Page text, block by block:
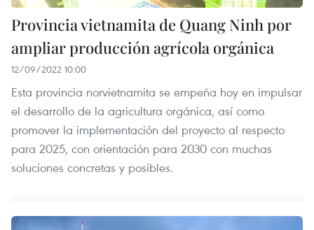
Provincia vietnamita de Quang Ninh por
ampliar producción agrícola orgánica
12/09/2022 10:00
Esta provincia norvietnamita se empeña hoy en impulsar
el desarrollo de la agricultura orgánica, así como
promover la implementación del proyecto al respecto
para 2025, con orientación para 2030 con muchas
soluciones concretas y posibles.